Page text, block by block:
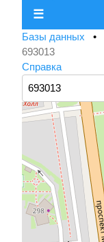
☰
Базы данных •
693013
Справка